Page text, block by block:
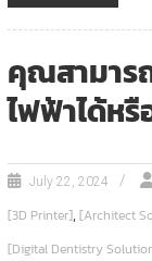
คุณสามาร
ไฟฟ้าได้หรื
July 22, 2024
[3D Printer],[Architect
[Digital Dentistry